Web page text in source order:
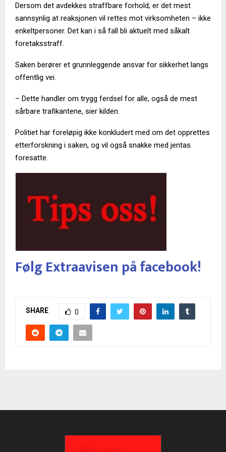
Dersom det avdekkes straffbare forhold, er det mest
sannsynlig at reaksjonen vil rettes mot virksomheten – ikke
enkeltpersoner. Det kan i så fall bli aktuelt med såkalt
foretaksstraff.
Saken berører et grunnleggende ansvar for sikkerhet langs
offentlig vei.
– Dette handler om trygg ferdsel for alle, også de mest
sårbare trafikantene, sier kilden.
Politiet har foreløpig ikke konkludert med om det opprettes
etterforskning i saken, og vil også snakke med jentas
foresatte.
Følg Extraavisen på facebook!
SHARE 0